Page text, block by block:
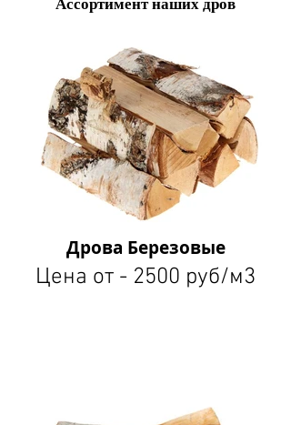
Дрова Березовые
Цена от - 2500 руб/м3